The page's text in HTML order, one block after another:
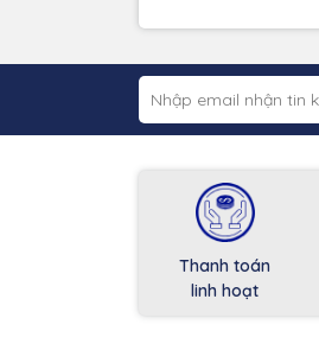
Thanh toán
linh hoạt